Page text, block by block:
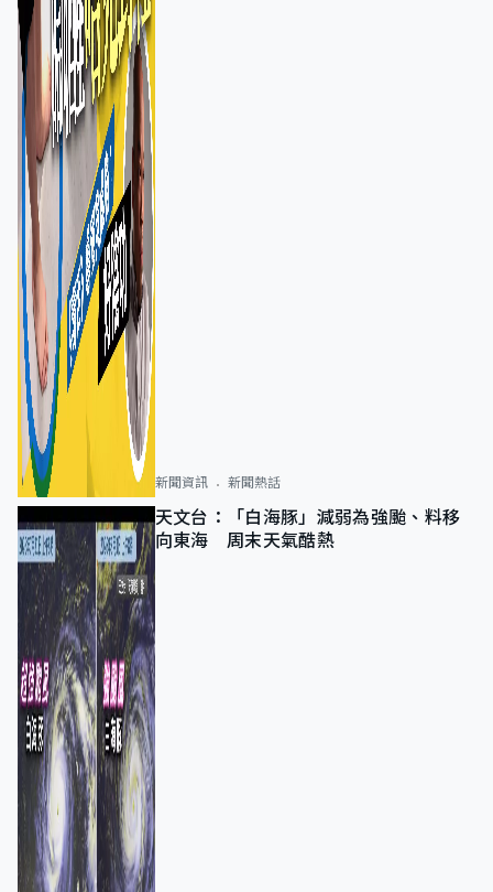
新聞資訊 新聞熱話
天文台：「白海豚」減弱為強颱、料移
向東海 周末天氣酷熱